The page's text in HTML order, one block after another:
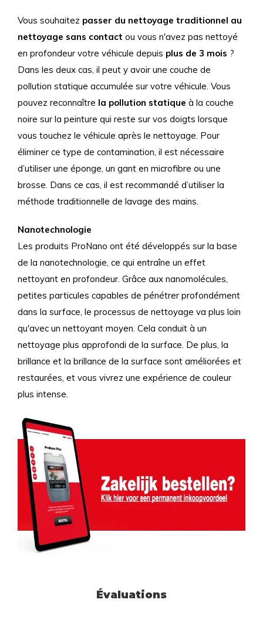
Vous souhaitez passer du nettoyage traditionnel au
nettoyage sans contact ou vous n'avez pas nettoyé
en profondeur votre véhicule depuis plus de 3 mois ?
Dans les deux cas, il peut y avoir une couche de
pollution statique accumulée sur votre véhicule. Vous
pouvez reconnaître la pollution statique à la couche
noire sur la peinture qui reste sur vos doigts lorsque
vous touchez le véhicule après le nettoyage. Pour
éliminer ce type de contamination, il est nécessaire
d’utiliser une éponge, un gant en microfibre ou une
brosse. Dans ce cas, il est recommandé d’utiliser la
méthode traditionnelle de lavage des mains.
Nanotechnologie
Les produits ProNano ont été développés sur la base
de la nanotechnologie, ce qui entraîne un effet
nettoyant en profondeur. Grâce aux nanomolécules,
petites particules capables de pénétrer profondément
dans la surface, le processus de nettoyage va plus loin
qu'avec un nettoyant moyen. Cela conduit à un
nettoyage plus approfondi de la surface. De plus, la
brillance et la brillance de la surface sont améliorées et
restaurées, et vous vivrez une expérience de couleur
plus intense.
Évaluations